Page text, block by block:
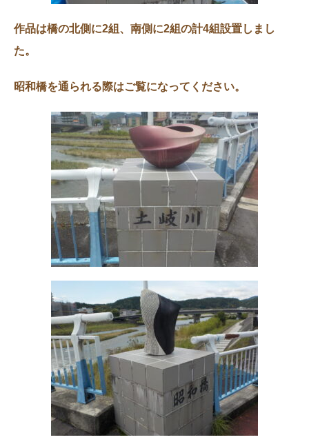
作品は橋の北側に2組、南側に2組の計4組設置しまし
た。
昭和橋を通られる際はご覧になってください。